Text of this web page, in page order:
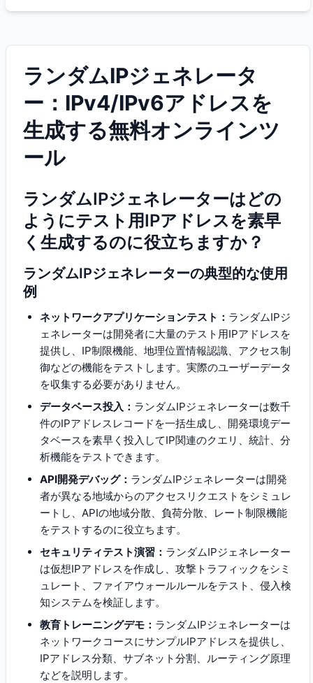
ランダムIPジェネレータ
ー：IPv4/IPv6アドレスを
生成する無料オンラインツ
ール
ランダムIPジェネレーターはどの
ようにテスト用IPアドレスを素早
く生成するのに役立ちますか？
ランダムIPジェネレーターの典型的な使用
例
ネットワークアプリケーションテスト： ランダムIPジ
ェネレーターは開発者に大量のテスト用IPアドレスを
提供し、IP制限機能、地理位置情報認識、アクセス制
御などの機能をテストします。実際のユーザーデータ
を収集する必要がありません。
データベース投入： ランダムIPジェネレーターは数千
件のIPアドレスレコードを一括生成し、開発環境デー
タベースを素早く投入してIP関連のクエリ、統計、分
析機能をテストできます。
API開発デバッグ： ランダムIPジェネレーターは開発
者が異なる地域からのアクセスリクエストをシミュレ
ートし、APIの地域分散、負荷分散、レート制限機能
をテストするのに役立ちます。
セキュリティテスト演習： ランダムIPジェネレーター
は仮想IPアドレスを作成し、攻撃トラフィックをシミ
ュレート、ファイアウォールルールをテスト、侵入検
知システムを検証します。
教育トレーニングデモ： ランダムIPジェネレーターは
ネットワークコースにサンプルIPアドレスを提供し、
IPアドレス分類、サブネット分割、ルーティング原理
などを説明します。